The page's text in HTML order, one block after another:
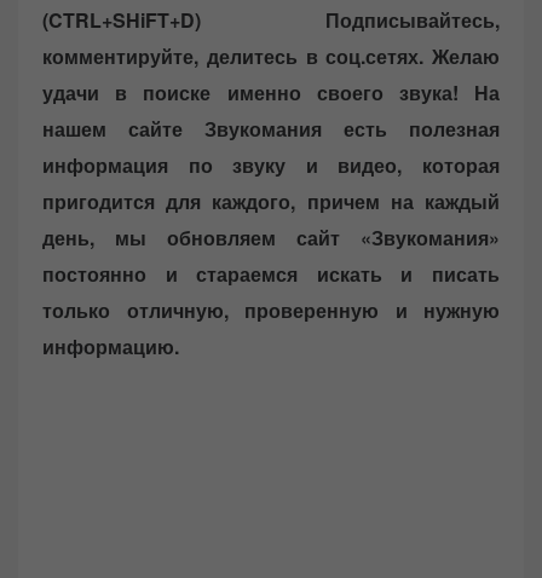
(CTRL+SHiFT+D)
Подписывайтесь,
комментируйте, делитесь в соц.сетях. Желаю
удачи в поиске именно своего звука!
На
нашем сайте Звукомания есть полезная
информация по звуку и видео, которая
пригодится для каждого, причем на каждый
день, мы обновляем сайт «Звукомания»
постоянно и стараемся искать и писать
только отличную, проверенную и нужную
информацию.